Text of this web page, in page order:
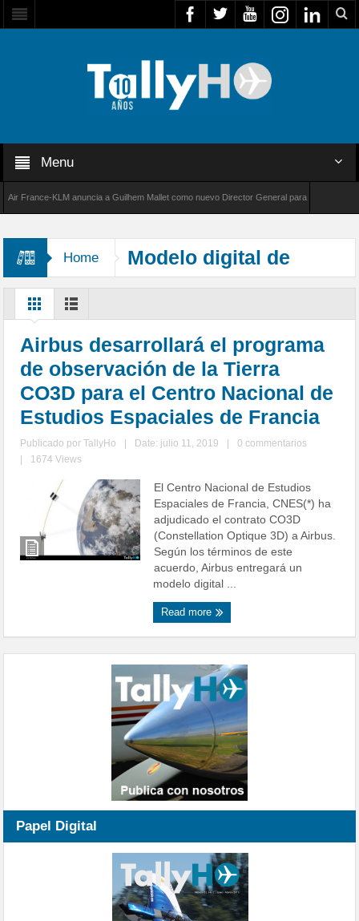
Menu
KLM anuncia a Guilhem Mallet como nuevo Director General para América Latina
Home
Modelo digital de
superficie
Airbus desarrollará el programa
de observación de la Tierra
CO3D para el Centro Nacional de
Estudios Espaciales de Francia
Publicado porTallyHo Date: julio 11, 2019
0 commentarios
1674 Views
El Centro Nacional de Estudios
Espaciales de Francia, CNES(*) ha
adjudicado el contrato CO3D
(Constellation Optique 3D) a Airbus.
Según los términos de este
acuerdo, Airbus entregará un
modelo digital ...
Read more
Papel Digital